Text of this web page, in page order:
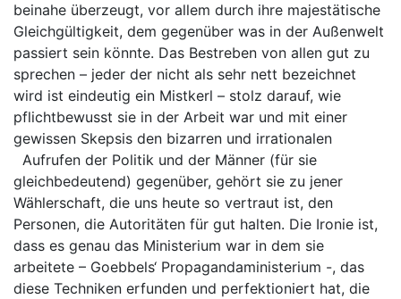
beinahe überzeugt, vor allem durch ihre majestätische
Gleichgültigkeit, dem gegenüber was in der Außenwelt
passiert sein könnte. Das Bestreben von allen gut zu
sprechen – jeder der nicht als sehr nett bezeichnet
wird ist eindeutig ein Mistkerl – stolz darauf, wie
pflichtbewusst sie in der Arbeit war und mit einer
gewissen Skepsis den bizarren und irrationalen
Aufrufen der Politik und der Männer (für sie
gleichbedeutend) gegenüber, gehört sie zu jener
Wählerschaft, die uns heute so vertraut ist, den
Personen, die Autoritäten für gut halten. Die Ironie ist,
dass es genau das Ministerium war in dem sie
arbeitete – Goebbels‘ Propagandaministerium -, das
diese Techniken erfunden und perfektioniert hat, die